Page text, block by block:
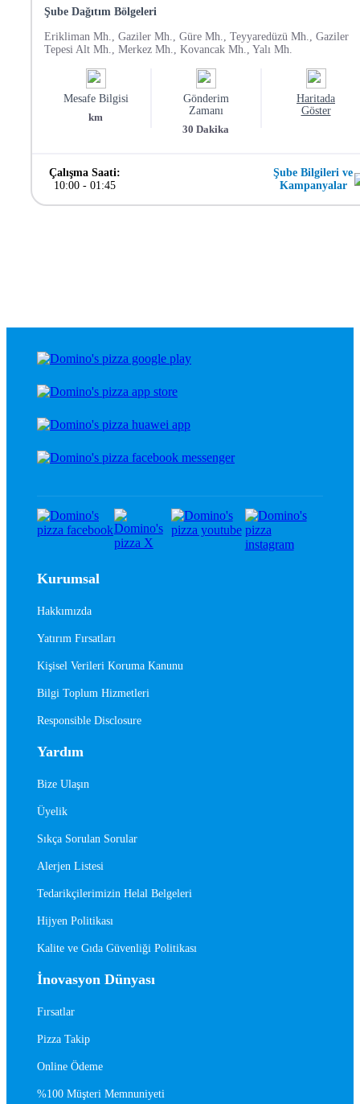
Şube Dağıtım Bölgeleri
Erikliman Mh., Gaziler Mh., Güre Mh., Teyyaredüzü Mh., Gaziler
Tepesi Alt Mh., Merkez Mh., Kovancak Mh., Yalı Mh.
Mesafe Bilgisi
km
Gönderim
Zamanı
30 Dakika
Haritada
Göster
Çalışma Saati:
10:00- 01:45
Şube Bilgileri ve
Kampanyalar
Kurumsal
Hakkımızda
Yatırım Fırsatları
Kişisel Verileri Koruma Kanunu
Bilgi Toplum Hizmetleri
Responsible Disclosure
Yardım
Bize Ulaşın
Üyelik
Sıkça Sorulan Sorular
Alerjen Listesi
Tedarikçilerimizin Helal Belgeleri
Hijyen Politikası
Kalite ve Gıda Güvenliği Politikası
İnovasyon Dünyası
Fırsatlar
Pizza Takip
Online Ödeme
%100 Müşteri Memnuniyeti